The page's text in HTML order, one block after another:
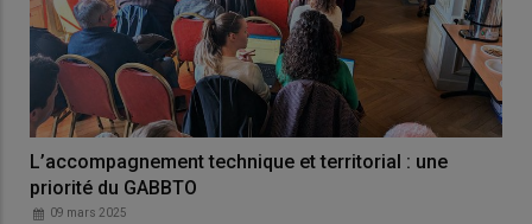
L’accompagnement technique et territorial : une
priorité du GABBTO
09 mars 2025